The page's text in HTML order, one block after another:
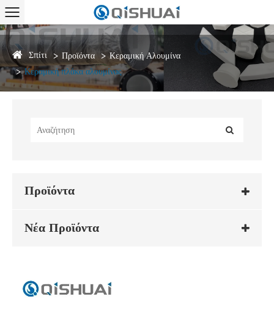
Σπίτι Προϊόντα
Κεραμική Αλουμίνα
Κεραμική πλάκα αλουμίνας
Προϊόντα
Νέα Προϊόντα